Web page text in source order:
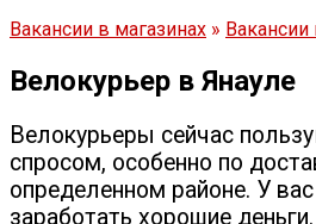
Вакансии в магазинах » Вакансии
Велокурьер в Янауле
Велокурьеры сейчас
спросом, особенно по
определенном районе. У
заработать хорошие